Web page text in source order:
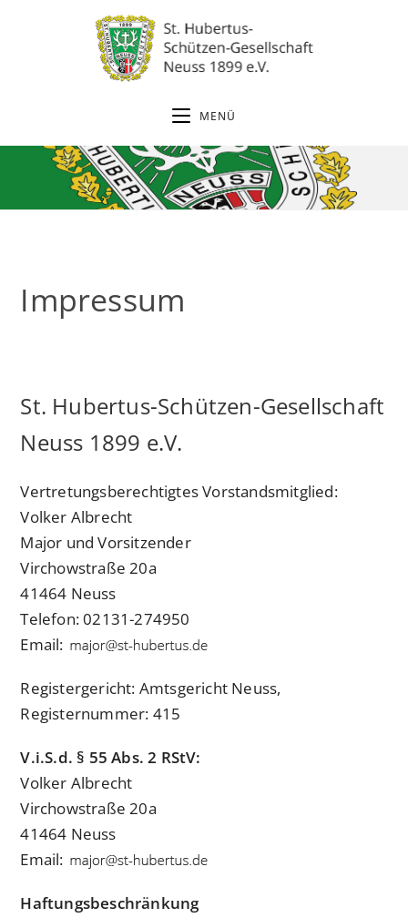
MENÜ
Impressum
St. Hubertus-Schützen-Gesellschaft
Neuss 1899 e.V.
Vertretungsberechtigtes Vorstandsmitglied:
Volker Albrecht
Major und Vorsitzender
Virchowstraße 20a
41464 Neuss
Telefon: 02131-274950
Email:
Registergericht: Amtsgericht Neuss,
Registernummer: 415
V.i.S.d. § 55 Abs. 2 RStV:
Volker Albrecht
Virchowstraße 20a
41464 Neuss
Email:
Haftungsbeschränkung